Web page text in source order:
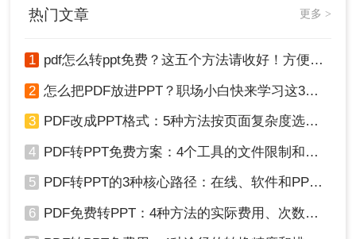
2、在弹出的窗口中，选择保存的文件名和位置，并
3、转换过程可能会花费一些时间，取决于PDF文件
的大小和复杂性。
4、转换完成后，您可以在保存的位置找到转换后的
总结
通过以上三种方法，您可以轻松将PDF文件转换为
分享内容。根据实际情况，选择适合您的转换方
法，提升工作和学习效率。希望本文对您有所帮
来。
热门文章 更多 >
1 pdf怎么转ppt免费？这五个方法请收好！方便又好用！
2 怎么把PDF放进PPT？职场小白快来学习这3种方法！
3 PDF改成PPT格式：5种方法按页面复杂度选择！
4 PDF转PPT免费方案：4个工具的文件限制和输出质量对比！
5 PDF转PPT的3种核心路径：在线、软件和PPT自带的适用范围！
6 PDF免费转PPT：4种方法的实际费用、次数限制和效果！